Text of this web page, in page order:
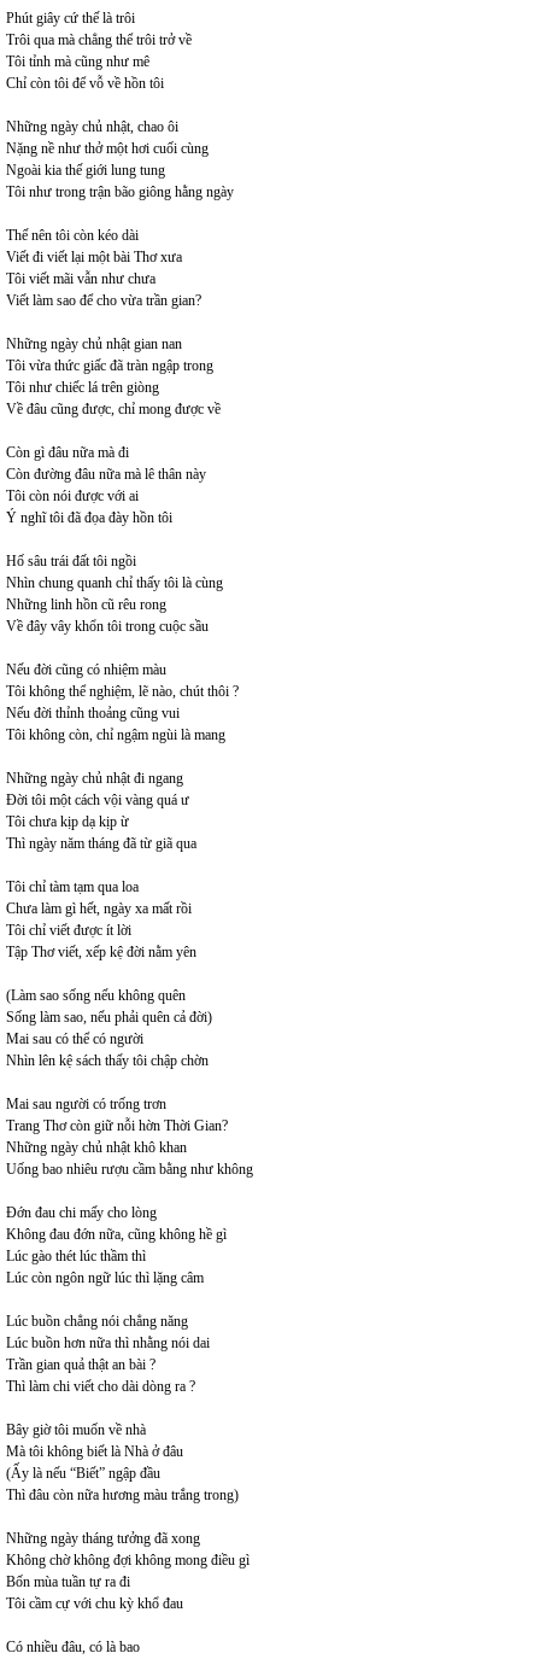
Phút giây cứ thế là trôi
Trôi qua mà chẳng thể trôi trở về
Tôi tỉnh mà cũng như mê
Chỉ còn tôi để vỗ về hồn tôi
Những ngày chủ nhật, chao ôi
Nặng nề như thở một hơi cuối cùng
Ngoài kia thế giới lung tung
Tôi như trong trận bão giông hằng ngày
Thế nên tôi còn kéo dài
Viết đi viết lại một bài Thơ xưa
Tôi viết mãi vẫn như chưa
Viết làm sao để cho vừa trần gian?
Những ngày chủ nhật gian nan
Tôi vừa thức giấc đã tràn ngập trong
Tôi như chiếc lá trên giòng
Về đâu cũng được, chỉ mong được về
Còn gì đâu nữa mà đi
Còn đường đâu nữa mà lê thân này
Tôi còn nói được với ai
Ý nghĩ tôi đã đọa đày hồn tôi
Hố sâu trái đất tôi ngồi
Nhìn chung quanh chỉ thấy tôi là cùng
Những linh hồn cũ rêu rong
Về đây vây khổn tôi trong cuộc sầu
Nếu đời cũng có nhiệm màu
Tôi không thể nghiệm, lẽ nào, chút thôi ?
Nếu đời thỉnh thoảng cũng vui
Tôi không còn, chỉ ngậm ngùi là mang
Những ngày chủ nhật đi ngang
Đời tôi một cách vội vàng quá ư
Tôi chưa kịp dạ kịp ừ
Thì ngày năm tháng đã từ giã qua
Tôi chỉ tàm tạm qua loa
Chưa làm gì hết, ngày xa mất rồi
Tôi chỉ viết được ít lời
Tập Thơ viết, xếp kệ đời nằm yên
(Làm sao sống nếu không quên
Sống làm sao, nếu phải quên cả đời)
Mai sau có thể có người
Nhìn lên kệ sách thấy tôi chập chờn
Mai sau người có trống trơn
Trang Thơ còn giữ nỗi hờn Thời Gian?
Những ngày chủ nhật khô khan
Uống bao nhiêu rượu cầm bằng như không
Đớn đau chi mấy cho lòng
Không đau đớn nữa, cũng không hề gì
Lúc gào thét lúc thầm thì
Lúc còn ngôn ngữ lúc thì lặng câm
Lúc buồn chẳng nói chẳng năng
Lúc buồn hơn nữa thì nhằng nói dai
Trần gian quả thật an bài ?
Thì làm chi viết cho dài dòng ra ?
Bây giờ tôi muốn về nhà
Mà tôi không biết là Nhà ở đâu
(Ấy là nếu “Biết” ngập đầu
Thì đâu còn nữa hương màu trắng trong)
Những ngày tháng tưởng đã xong
Không chờ không đợi không mong điều gì
Bốn mùa tuần tự ra đi
Tôi cầm cự với chu kỳ khổ đau
Có nhiều đâu, có là bao